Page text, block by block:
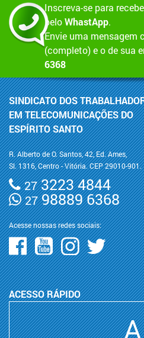
Inscreva-se para
peloWhastApp.
Envie uma mensagem
(completo) e o de sua
6368
SINDICATO DOS
EM TELECOMUNICAÇÕES DO
ESPÍRITO SANTO
R. Alberto de O. Santos, 42, Ed. Ames,
Sl. 1316, Centro - Vitória. CEP 29010-901.
273223 4844
2798889 6368
Acesse nossas redes sociais:
ACESSO RÁPIDO
A